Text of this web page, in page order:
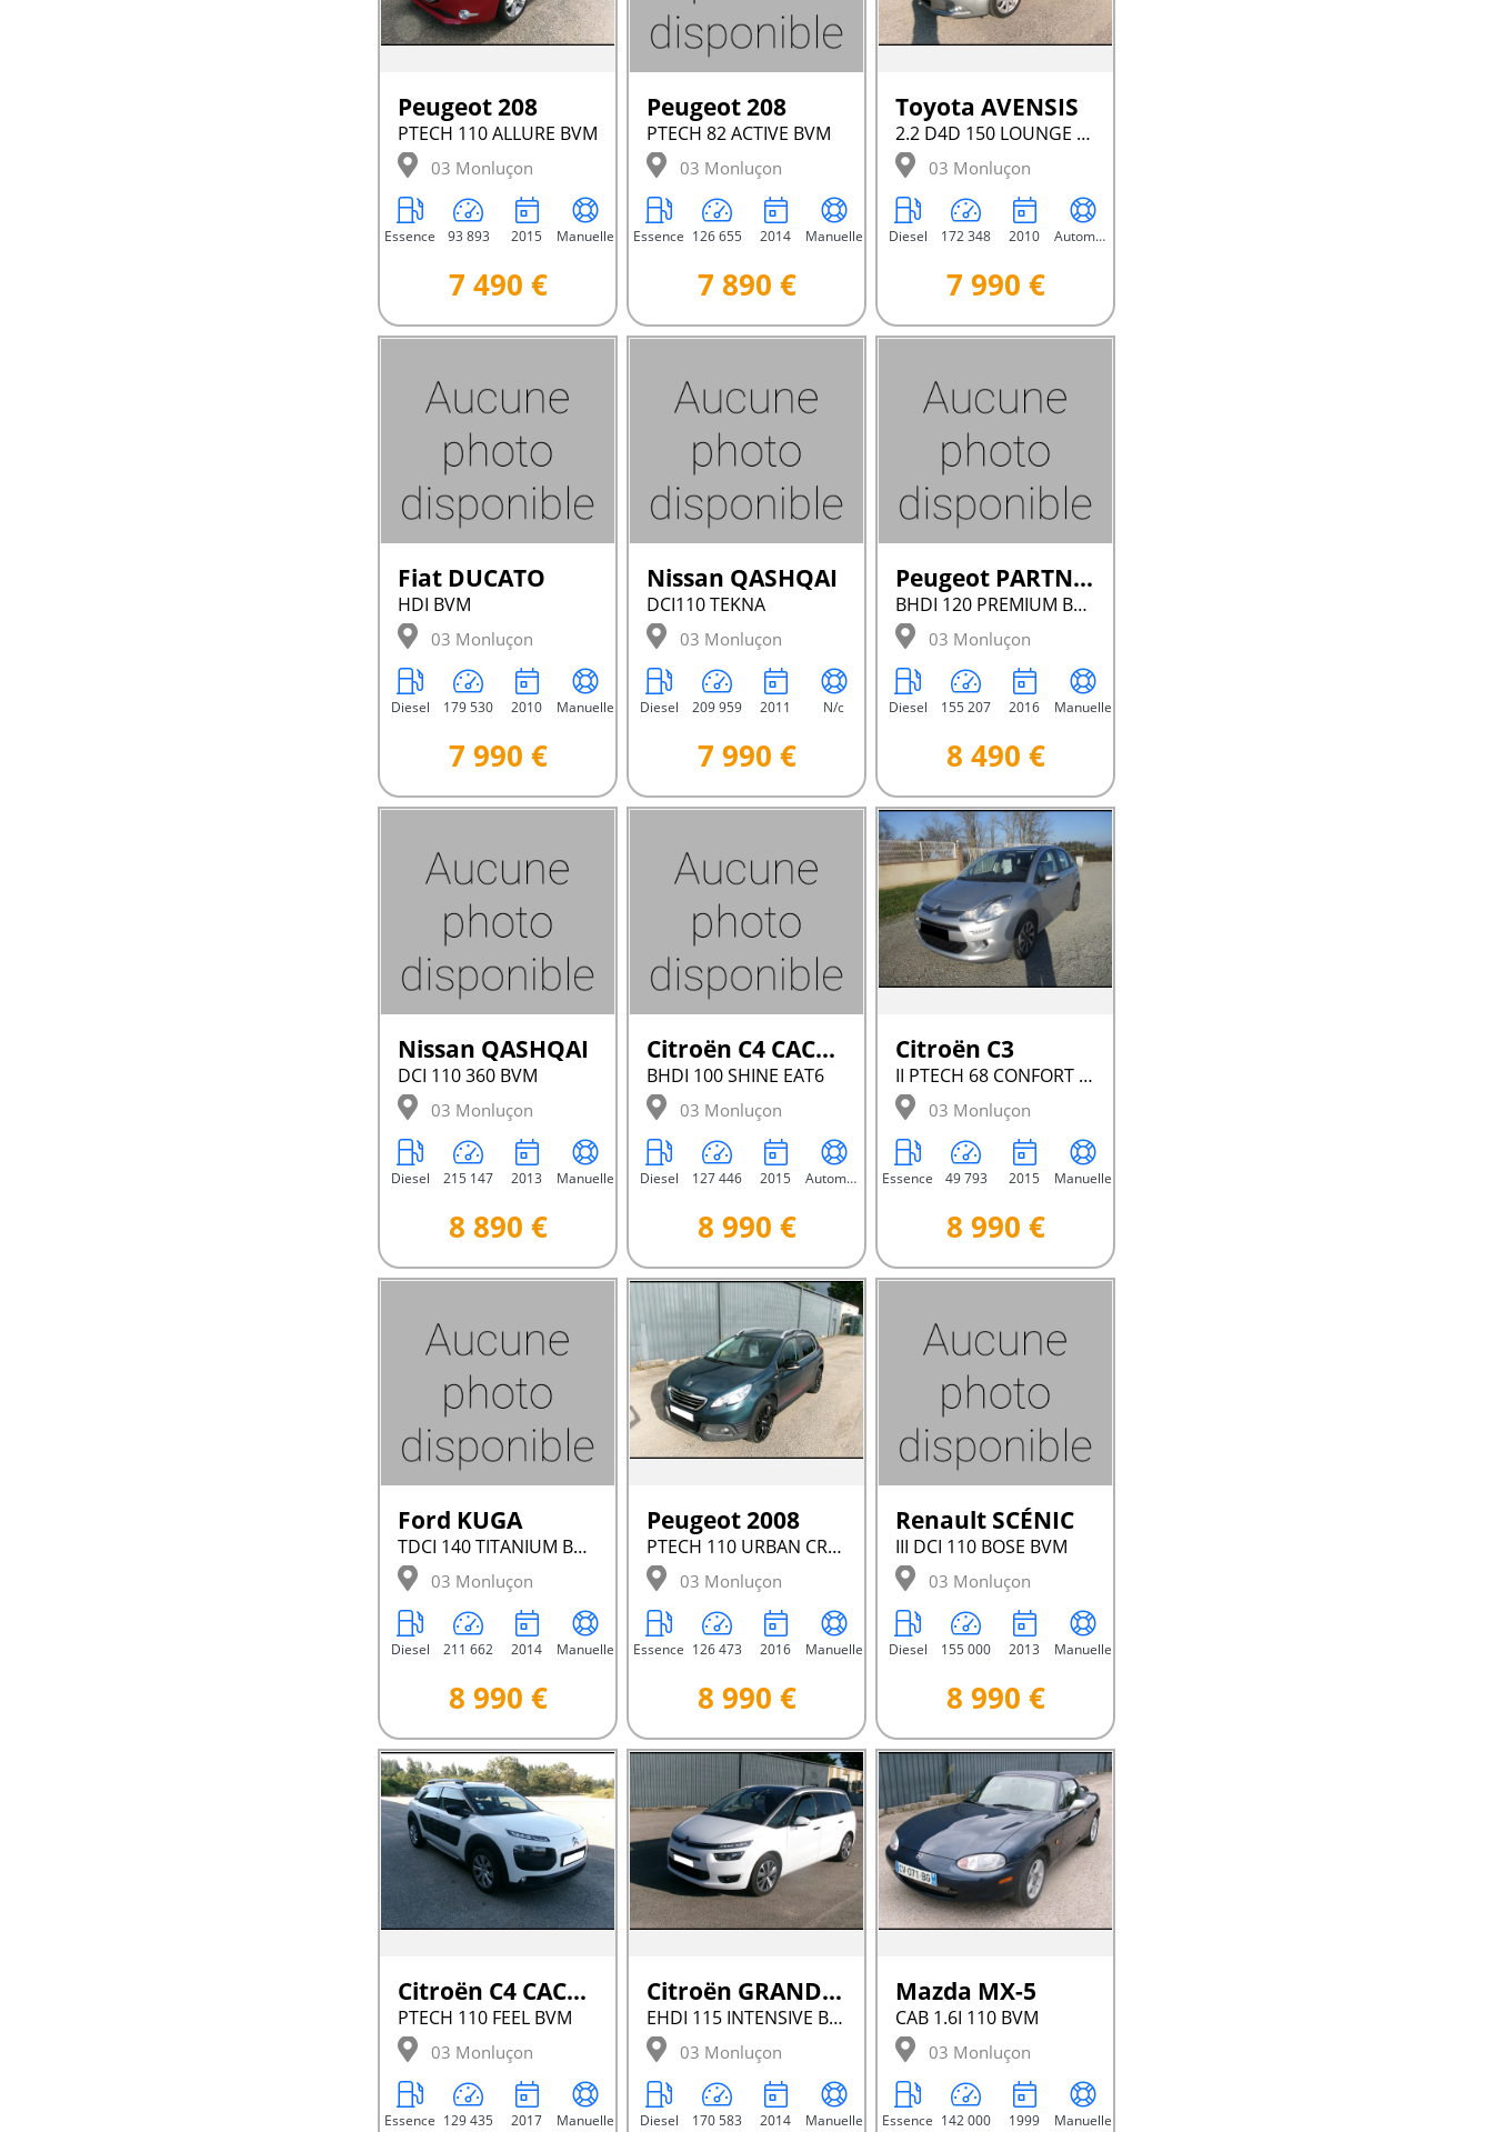
Peugeot 208
PTECH 110 ALLURE BVM
03 Monluçon
Essence 93 893 2015 Manuelle
7 490 €
Peugeot 208
PTECH 82 ACTIVE BVM
03 Monluçon
Essence 126 655 2014 Manuelle
7 890 €
Toyota AVENSIS
2.2 D4D 150 LOUNGE BVA
03 Monluçon
Diesel 172 348 2010 Automatique
7 990 €
Fiat DUCATO
HDI BVM
03 Monluçon
Diesel 179 530 2010 Manuelle
7 990 €
Nissan QASHQAI
DCI110 TEKNA
03 Monluçon
Diesel 209 959 2011 N/c
7 990 €
Peugeot PARTNER
BHDI 120 PREMIUM BVM
03 Monluçon
Diesel 155 207 2016 Manuelle
8 490 €
Nissan QASHQAI
DCI 110 360 BVM
03 Monluçon
Diesel 215 147 2013 Manuelle
8 890 €
Citroën C4 CACTUS
BHDI 100 SHINE EAT6
03 Monluçon
Diesel 127 446 2015 Automatique
8 990 €
Citroën C3
II PTECH 68 CONFORT BVM
03 Monluçon
Essence 49 793 2015 Manuelle
8 990 €
Ford KUGA
TDCI 140 TITANIUM BVM
03 Monluçon
Diesel 211 662 2014 Manuelle
8 990 €
Peugeot 2008
PTECH 110 URBAN CROSS BVM
03 Monluçon
Essence 126 473 2016 Manuelle
8 990 €
Renault SCÉNIC
III DCI 110 BOSE BVM
03 Monluçon
Diesel 155 000 2013 Manuelle
8 990 €
Citroën C4 CACTUS
PTECH 110 FEEL BVM
03 Monluçon
Essence 129 435 2017 Manuelle
Citroën GRAND C4 PICASSO
EHDI 115 INTENSIVE BVM
03 Monluçon
Diesel 170 583 2014 Manuelle
Mazda MX-5
CAB 1.6I 110 BVM
03 Monluçon
Essence 142 000 1999 Manuelle